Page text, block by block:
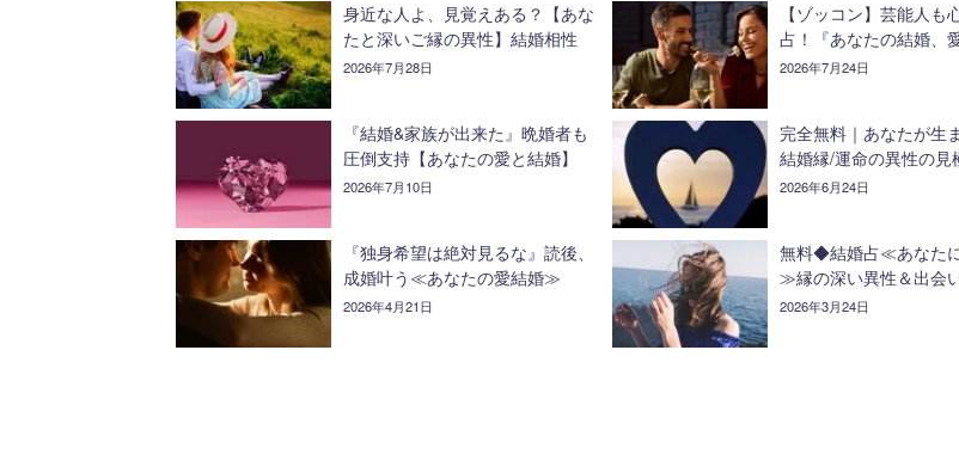
身近な人よ、見覚えある？【あな
たと深いご縁の異性】結婚相性
2026年7月28日
【ゾッコン】芸能人も
占！『あなたの結婚、
2026年7月24日
『結婚&家族が出来た』晩婚者も
圧倒支持【あなたの愛と結婚】
2026年7月10日
完全無料｜あなたが生
結婚縁/運命の異性の見
2026年6月24日
『独身希望は絶対見るな』読後、
成婚叶う≪あなたの愛結婚≫
2026年4月21日
無料◆結婚占≪あなた
≫縁の深い異性＆出会
2026年3月24日